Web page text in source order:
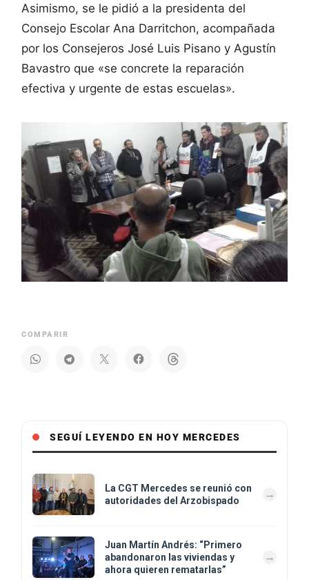
Asimismo, se le pidió a la presidenta del
Consejo Escolar Ana Darritchon, acompañada
por los Consejeros José Luis Pisano y Agustín
Bavastro que «se concrete la reparación
efectiva y urgente de estas escuelas».
COMPARIR
SEGUÍ LEYENDO EN HOY MERCEDES
La CGT Mercedes se reunió con
autoridades del Arzobispado
Juan Martín Andrés: “Primero
abandonaron las viviendas y
ahora quieren rematarlas”